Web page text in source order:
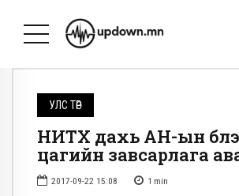
УЛС ТӨР
НИТХ дахь АН-ын
цагийн завсарлага
2017-09-22 15:08 1 min